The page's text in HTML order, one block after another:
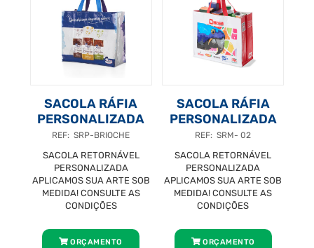
SACOLA RÁFIA
PERSONALIZADA
REF: SRP-BRIOCHE
SACOLA RETORNÁVEL
PERSONALIZADA
APLICAMOS SUA ARTE SOB
MEDIDA! CONSULTE AS
CONDIÇÕES
ORÇAMENTO
SACOLA RÁFIA
PERSONALIZADA
REF: SRM- 02
SACOLA RETORNÁVEL
PERSONALIZADA
APLICAMOS SUA ARTE SOB
MEDIDA! CONSULTE AS
CONDIÇÕES
ORÇAMENTO